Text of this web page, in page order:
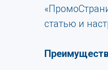
статью и